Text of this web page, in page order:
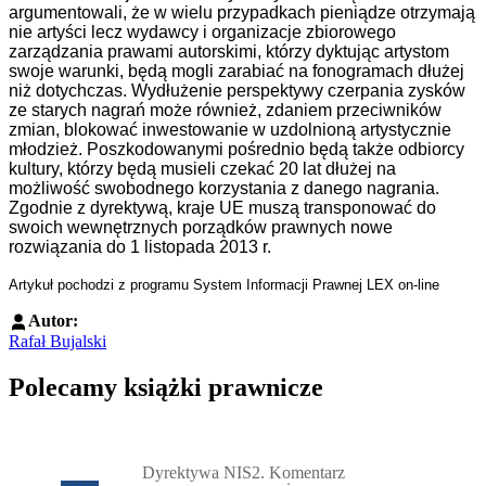
argumentowali, że w wielu przypadkach pieniądze otrzymają
nie artyści lecz wydawcy i organizacje zbiorowego
zarządzania prawami autorskimi, którzy dyktując artystom
swoje warunki, będą mogli zarabiać na fonogramach dłużej
niż dotychczas. Wydłużenie perspektywy czerpania zysków
ze starych nagrań może również, zdaniem przeciwników
zmian, blokować inwestowanie w uzdolnioną artystycznie
młodzież. Poszkodowanymi pośrednio będą także odbiorcy
kultury, którzy będą musieli czekać 20 lat dłużej na
możliwość swobodnego korzystania z danego nagrania.
Zgodnie z dyrektywą, kraje UE muszą transponować do
swoich wewnętrznych porządków prawnych nowe
rozwiązania do 1 listopada 2013 r.
Artykuł pochodzi z programu System Informacji Prawnej LEX on-line
Autor:
Rafał Bujalski
Polecamy książki prawnicze
Dyrektywa NIS2. Komentarz